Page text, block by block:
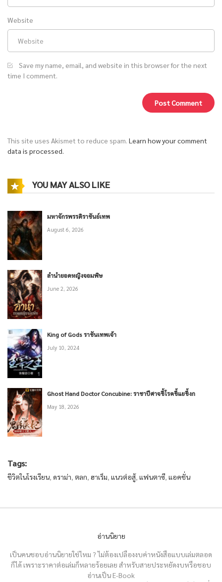
Website
Save my name, email, and website in this browser for the next
time I comment.
This site uses Akismet to reduce spam. Learn how your comment
data is processed.
YOU MAY ALSO LIKE
มหาจักรพรรดิราชันย์เทพ
August 6, 2026
ลำนำยอดหญิงจอมพิษ
June 2, 2026
King of Gods ราชันเทพเจ้า
July 10, 2024
Ghost Hand Doctor Concubine: ราชาปีศาจขี้โรคขี้แยขี้งก
May 18, 2026
Tags:
ชีวิตในโรงเรียน, ดราม่า, ตลก, ฮาเร็ม, แนวต่อสู้, แฟนตาซี, แอคชั่น
อ่านนิยาย
เป็นคนชอบอ่านนิยายใช่ไหม ? ไม่ต้องเปลืองงบค่าหนังสือแบบเล่มตลอด
ก็ได้ เพราะราคาต่อเล่มก็หลายร้อยเลย สำหรับสายประหยัดงบหรือชอบ
อ่านเป็น E-Book